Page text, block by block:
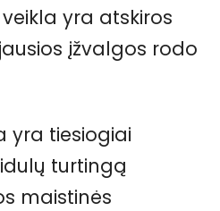
yra atskiros
įžvalgos rodo
yra tiesiogiai
turtingą
maistinės